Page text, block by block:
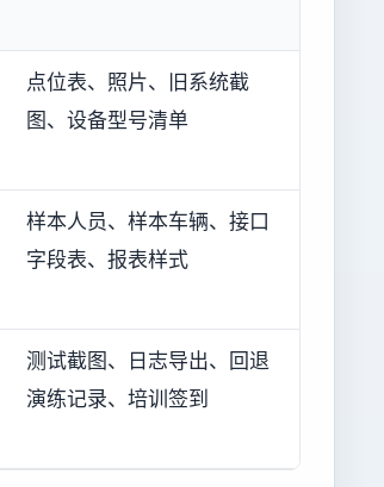
点位表、照片、旧系统截
图、设备型号清单
样本人员、样本车辆、接口
字段表、报表样式
测试截图、日志导出、回退
演练记录、培训签到